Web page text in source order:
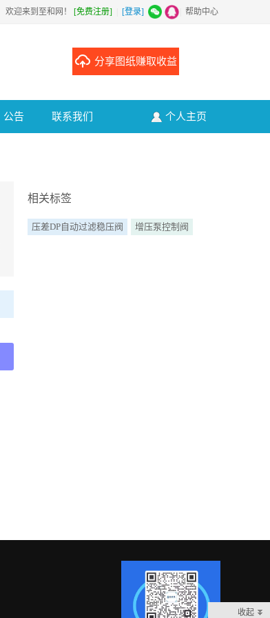
欢迎来到至和网！ [免费注册] [登录] 帮助中心
分享图纸赚取收益
公告 联系我们 个人主页
相关标签
压差DP自动过滤稳压阀 增压泵控制阀
收起